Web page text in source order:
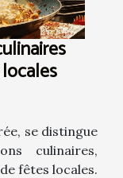
se distingue
culinaires,
fêtes locales.